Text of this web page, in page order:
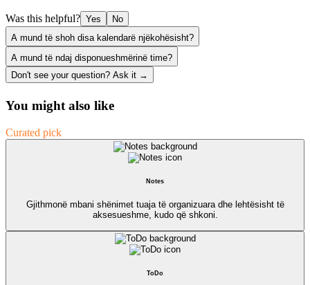
Was this helpful? Yes
No
A mund të shoh disa kalendarë njëkohësisht?
A mund të ndaj disponueshmërinë time?
Don't see your question? Ask it →
You might also like
Curated pick
Notes
Gjithmonë mbani shënimet tuaja të organizuara dhe lehtësisht të
aksesueshme, kudo që shkoni.
ToDo